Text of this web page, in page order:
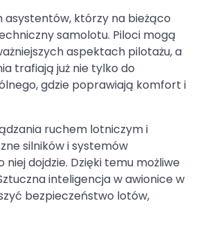
którzy na bieżąco
samolotu. Piloci mogą
aspektach pilotażu, a
trafiają już nie tylko do
gdzie poprawiają komfort i
ruchem lotniczym i
silników i systemów
dojdzie. Dzięki temu możliwe
inteligencja w awionice w
bezpieczeństwo lotów,